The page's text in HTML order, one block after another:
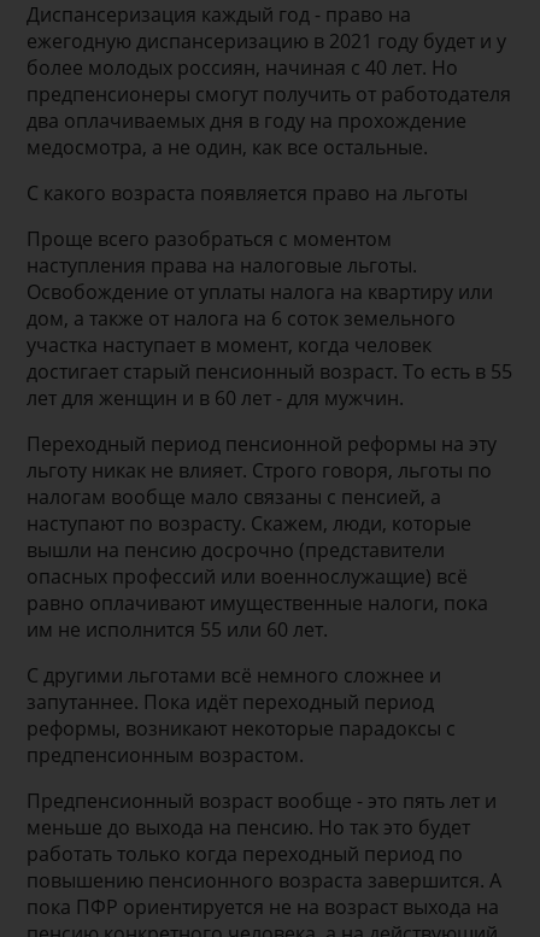
Диспансеризация каждый год - право на
ежегодную диспансеризацию в 2021 году будет и у
более молодых россиян, начиная с 40 лет. Но
предпенсионеры смогут получить от работодателя
два оплачиваемых дня в году на прохождение
медосмотра, а не один, как все остальные.
С какого возраста появляется право на льготы
Проще всего разобраться с моментом
наступления права на налоговые льготы.
Освобождение от уплаты налога на квартиру или
дом, а также от налога на 6 соток земельного
участка наступает в момент, когда человек
достигает старый пенсионный возраст. То есть в 55
лет для женщин и в 60 лет - для мужчин.
Переходный период пенсионной реформы на эту
льготу никак не влияет. Строго говоря, льготы по
налогам вообще мало связаны с пенсией, а
наступают по возрасту. Скажем, люди, которые
вышли на пенсию досрочно (представители
опасных профессий или военнослужащие) всё
равно оплачивают имущественные налоги, пока
им не исполнится 55 или 60 лет.
С другими льготами всё немного сложнее и
запутаннее. Пока идёт переходный период
реформы, возникают некоторые парадоксы с
предпенсионным возрастом.
Предпенсионный возраст вообще - это пять лет и
меньше до выхода на пенсию. Но так это будет
работать только когда переходный период по
повышению пенсионного возраста завершится. А
пока ПФР ориентируется не на возраст выхода на